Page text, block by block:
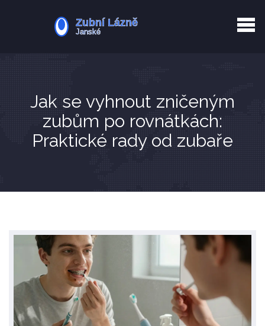
Zotavení po extrakci
Jak se vyhnout zničeným
zubům po rovnátkách:
Praktické rady od zubaře